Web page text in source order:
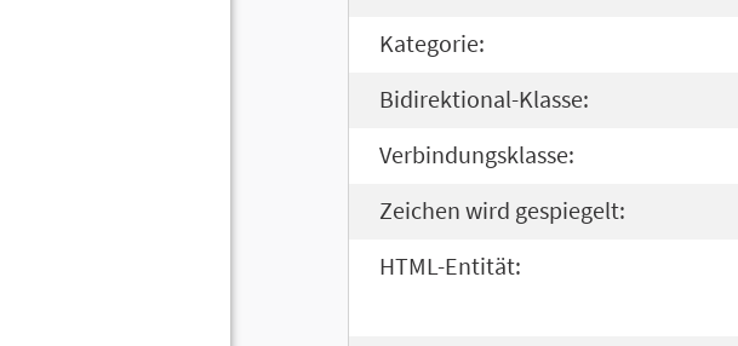
Kategorie:
Bidirektional-Klasse:
Verbindungsklasse:
Zeichen wird gespiegelt:
HTML-Entität: